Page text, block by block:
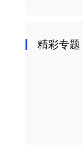
精彩专题